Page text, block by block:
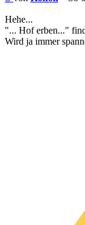
Hehe...
"... Hof erben..."
Wird ja immer